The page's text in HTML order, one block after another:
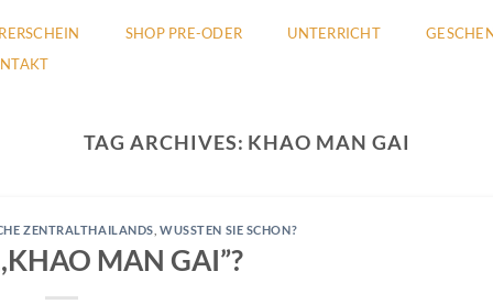
SHOP PRE-ODER UNTERRICHT
TAG ARCHIVES: KHAO MAN GAI
ZENTRALTHAILANDS ,WUSSTEN SIE SCHON?
MAN GAI”?